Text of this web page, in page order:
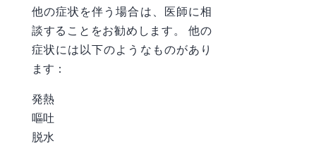
他の症状を伴う場合は、医師に相
談することをお勧めします。 他の
症状には以下のようなものがあり
ます：
発熱
嘔吐
脱水